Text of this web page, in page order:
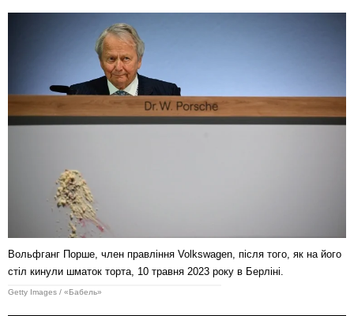
Вольфганг Порше, член правління Volkswagen, після того, як на його
стіл кинули шматок торта, 10 травня 2023 року в Берліні.
Getty Images / «Бабель»